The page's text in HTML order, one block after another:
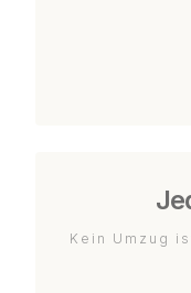
Kein Umzug